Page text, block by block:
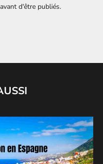
d'être publiés.